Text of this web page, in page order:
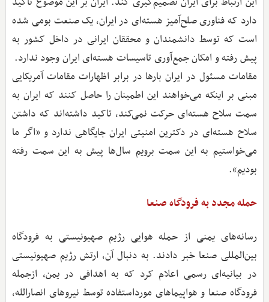
دارد که فناوری صلح‌آمیز هسته‌ای در ایران، یک صنعت بومی شده
است که توسط دانشمندان و محققان ایرانی در داخل کشور به
پیش رفته و امکان جمع‌آوری تاسیسات هسته‌ای ایران وجود ندارد.
مقامات مسئول در ایران بارها در برابر اظهارات مقامات آمریکایی
مبنی بر اینکه می‌خواهند این اطمینان را حاصل کنند که ایران به
سمت سلاح هسته‌ای حرکت نمی‌کند، تاکید داشته‌اند که داشتن
سلاح هسته‌ای در دکترین امنیتی ایران جایگاهی ندارد و «اگر ما
می‌خواستیم به این سمت برویم سال‌ها پیش به این سمت رفته
بودیم».
حمله مجدد به فرودگاه صنعا
رسانه‌های یمنی از حمله هوایی رژیم صهیونیستی به فرودگاه
بین‌المللی صنعا خبر دادند. به ‌دنبال آن، ارتش رژیم صهیونیستی
در بیانیه‌ای رسمی اعلام کرد که به اهدافی در یمن، ازجمله
فرودگاه صنعا و هواپیماهای مورداستفاده توسط نیروهای انصارالله،